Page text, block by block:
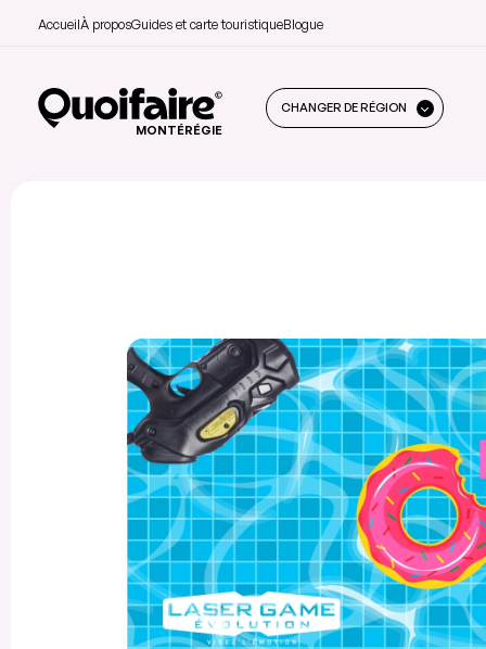
AccueilÀ proposGuides et carte touristiqueBlogue
MONTÉRÉGIE
CHANGER DE RÉGION